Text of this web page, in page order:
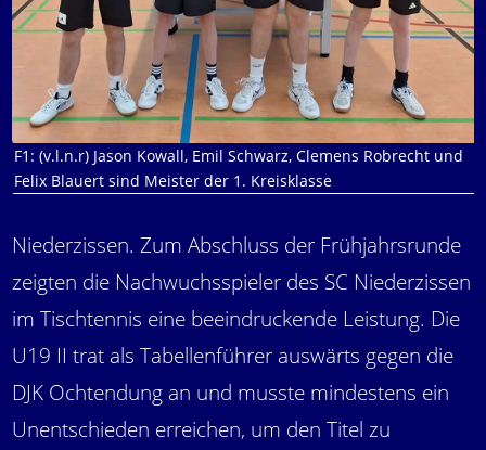
F1: (v.l.n.r) Jason Kowall, Emil Schwarz, Clemens Robrecht und
Felix Blauert sind Meister der 1. Kreisklasse
Niederzissen. Zum Abschluss der Frühjahrsrunde
zeigten die Nachwuchsspieler des SC Niederzissen
im Tischtennis eine beeindruckende Leistung. Die
U19 II trat als Tabellenführer auswärts gegen die
DJK Ochtendung an und musste mindestens ein
Unentschieden erreichen, um den Titel zu